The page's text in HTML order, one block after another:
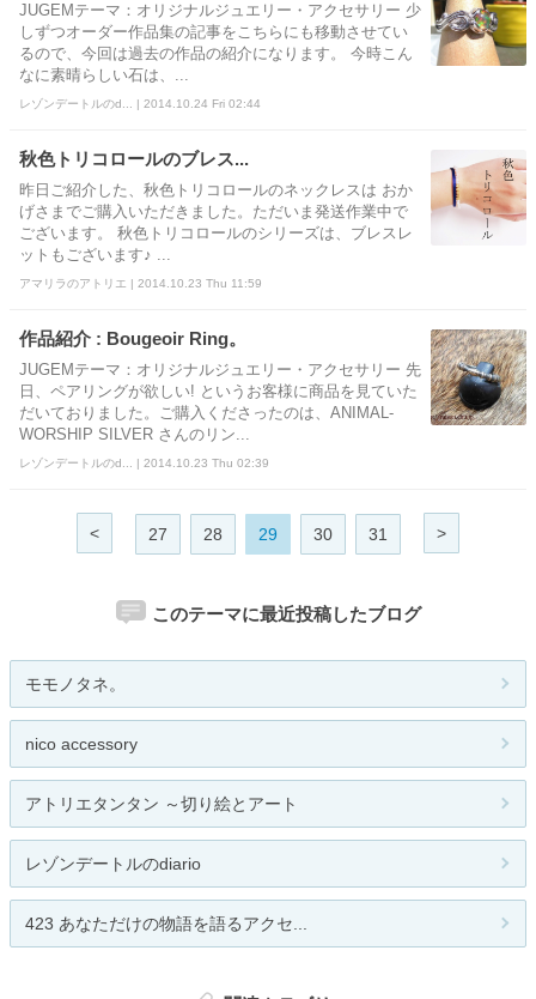
JUGEMテーマ：オリジナルジュエリー・アクセサリー 少
しずつオーダー作品集の記事をこちらにも移動させてい
るので、今回は過去の作品の紹介になります。 今時こん
なに素晴らしい石は、...
レゾンデートルのd... | 2014.10.24 Fri 02:44
秋色トリコロールのブレス...
昨日ご紹介した、秋色トリコロールのネックレスは おか
げさまでご購入いただきました。ただいま発送作業中で
ございます。 秋色トリコロールのシリーズは、ブレスレ
ットもございます♪ ...
アマリラのアトリエ | 2014.10.23 Thu 11:59
作品紹介 : Bougeoir Ring。
JUGEMテーマ：オリジナルジュエリー・アクセサリー 先
日、ペアリングが欲しい! というお客様に商品を見ていた
だいておりました。ご購入くださったのは、ANIMAL-
WORSHIP SILVER さんのリン...
レゾンデートルのd... | 2014.10.23 Thu 02:39
< 27 28 29 30 31 >
このテーマに最近投稿したブログ
モモノタネ。
nico accessory
アトリエタンタン ～切り絵とアート
レゾンデートルのdiario
423 あなただけの物語を語るアクセ...